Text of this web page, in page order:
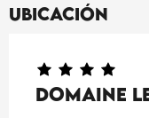
Ubicación
Domaine